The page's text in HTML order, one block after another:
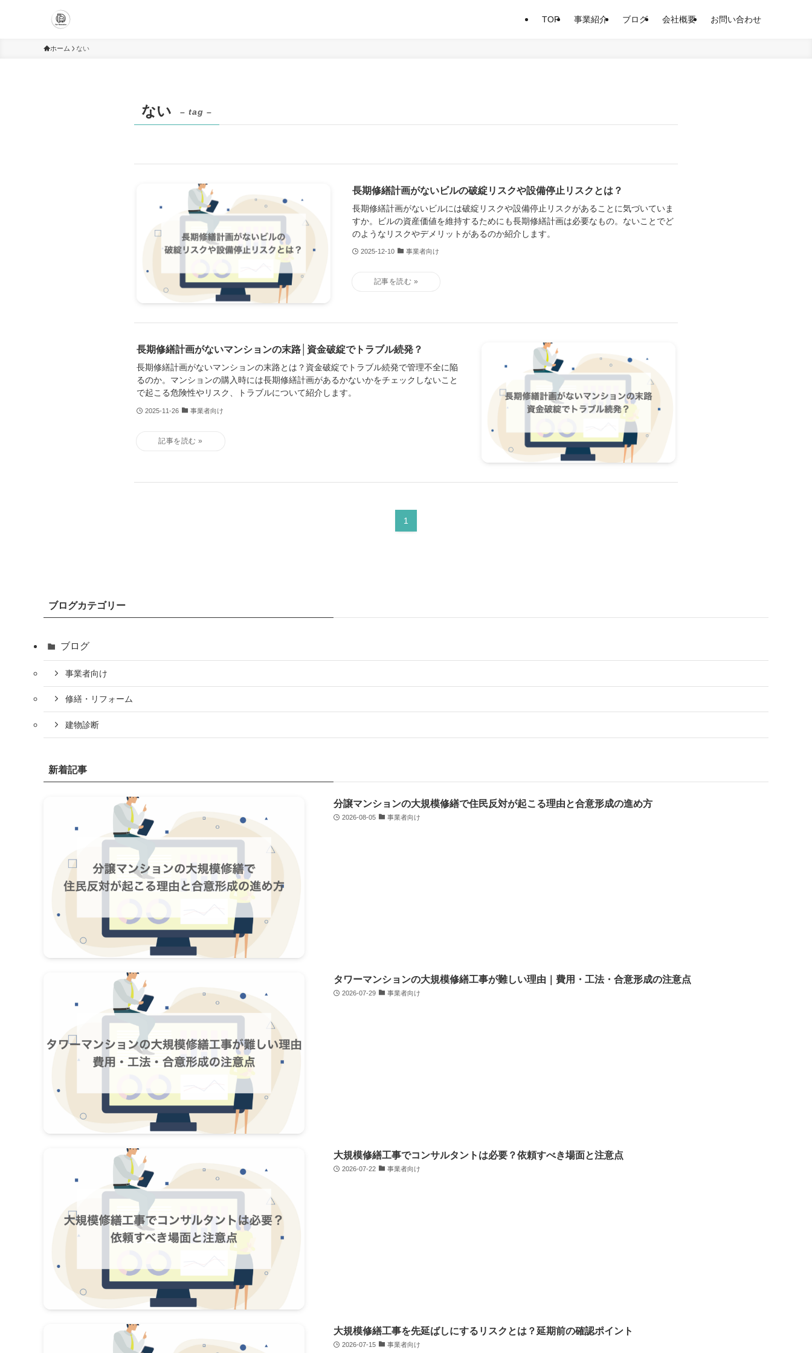
TOP 事業紹介 ブログ 会社概要 お問い合わせ
ホーム ない
ない – tag –
長期修繕計画がないビルの破綻リスクや設備停止リスクとは？
長期修繕計画がないビルには破綻リスクや設備停止リスクがあることに気づいていま
すか。ビルの資産価値を維持するためにも長期修繕計画は必要なもの。ないことでど
のようなリスクやデメリットがあるのか紹介します。
2025-12-10 事業者向け
長期修繕計画がないマンションの末路│資金破綻でトラブル続発？
長期修繕計画がないマンションの末路とは？資金破綻でトラブル続発で管理不全に陥
るのか。マンションの購入時には長期修繕計画があるかないかをチェックしないこと
で起こる危険性やリスク、トラブルについて紹介します。
2025-11-26 事業者向け
1
ブログカテゴリー
ブログ
事業者向け
修繕・リフォーム
建物診断
新着記事
分譲マンションの大規模修繕で住民反対が起こる理由と合意形成の進め方
2026-08-05 事業者向け
タワーマンションの大規模修繕工事が難しい理由｜費用・工法・合意形成の注意点
2026-07-29 事業者向け
大規模修繕工事でコンサルタントは必要？依頼すべき場面と注意点
2026-07-22 事業者向け
大規模修繕工事を先延ばしにするリスクとは？延期前の確認ポイント
2026-07-15 事業者向け